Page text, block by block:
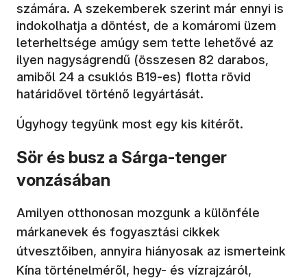
számára. A szekemberek szerint már ennyi is
indokolhatja a döntést, de a komáromi üzem
leterheltsége amúgy sem tette lehetővé az
ilyen nagyságrendű (összesen 82 darabos,
amiből 24 a csuklós B19-es) flotta rövid
határidővel történő legyártását.
Úgyhogy tegyünk most egy kis kitérőt.
Sör és busz a Sárga-tenger
vonzásában
Amilyen otthonosan mozgunk a különféle
márkanevek és fogyasztási cikkek
útvesztőiben, annyira hiányosak az ismerteink
Kína történelméről, hegy- és vízrajzáról,